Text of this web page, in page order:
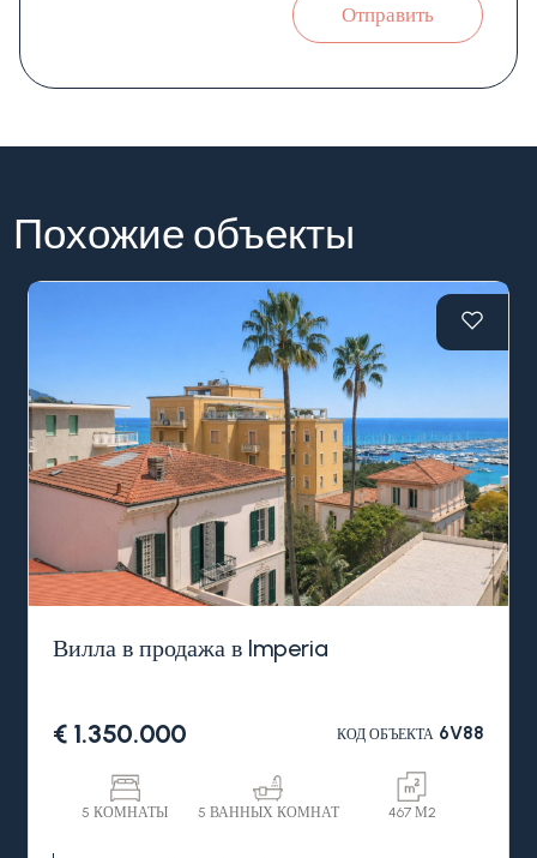
Отправить
Похожие объекты
Вилла в продажа в Imperia
€ 1.350.000 КОД ОБЪЕКТА6V88
5 КОМНАТЫ 5 ВАННЫХ КОМНАТ 467 М2